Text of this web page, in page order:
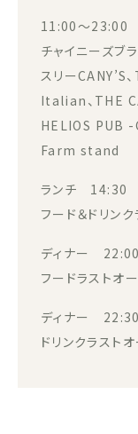
11:00～23:00
チャイニーズブ
スリー
Italian、THE
HELIOS PUB -
Farm stand
ランチ 14:30
フード＆ドリン
ディナー 22:00
フードラストオ
ディナー 22:30
ドリンクラスト